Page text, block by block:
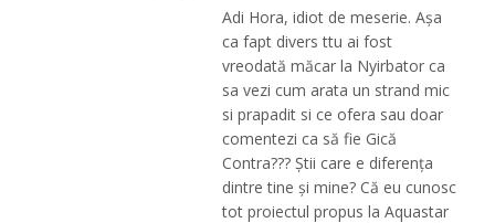
Adi Hora, idiot de meserie. Așa
ca fapt divers ttu ai fost
vreodată măcar la Nyirbator ca
sa vezi cum arata un strand mic
si prapadit si ce ofera sau doar
comentezi ca să fie Gică
Contra??? Știi care e diferența
dintre tine și mine? Că eu cunosc
tot proiectul propus la Aquastar